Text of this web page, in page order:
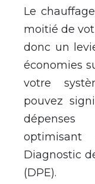
Le
moitié de
donc un
économies
votre systè
pouvez
dépenses
Diagnostic
(DPE).